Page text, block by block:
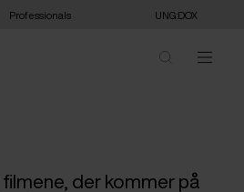
Professionals UNG:DOX
der kommer på